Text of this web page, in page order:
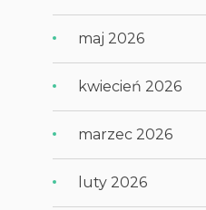
maj 2026
kwiecień 2026
marzec 2026
luty 2026